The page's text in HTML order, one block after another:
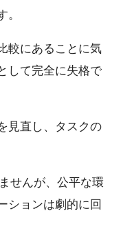
。
較にあることに気
して完全に失格で
見直し、タスクの
せんが、公平な環
ションは劇的に回